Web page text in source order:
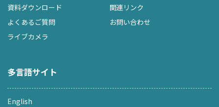
資料ダウンロード
関連リンク
よくあるご質問
お問い合わせ
ライブカメラ
多言語サイト
English